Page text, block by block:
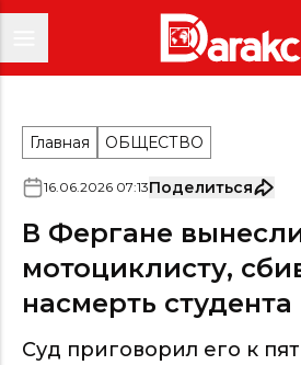
Главная ОБЩЕСТВО
16.06.2026 07:13Поделиться
В Фергане
мотоциклисту,
насмерть студента
Суд приговорил его к